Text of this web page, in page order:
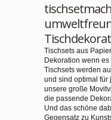
Tischsets aus
Dekoration wenn
Tischsets werden
und sind optimal für
unsere große
die passende
Und das schöne
Gegensatz zu